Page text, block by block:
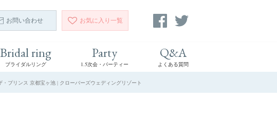
お問い合わせ お気に入り 一覧
Bridal ring
ブライダルリング
Party
1.5次会・パーティー
Q&A
よくある質問
プリンス 京都宝ヶ池 | クローバーズウェディングリゾート